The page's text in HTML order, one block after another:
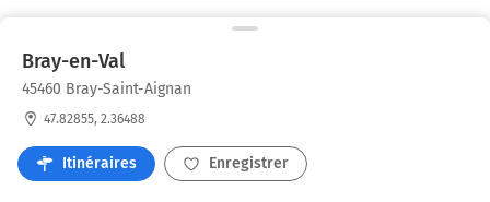
Bray-en-Val
45460 Bray-Saint-Aignan
47.82855, 2.36488
Itinéraires Enregistrer